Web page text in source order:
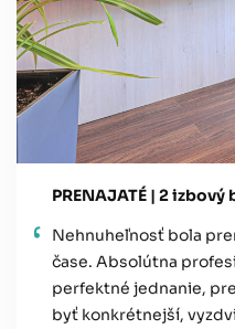
PRENAJATÉ | 2
Nehnuheľnosť bola
čase. Absolútna
perfektné jednanie,
byť konkrétnejší,